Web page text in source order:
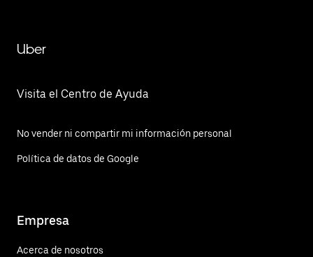
Uber
Visita el Centro de Ayuda
No vender ni compartir mi información personal
Política de datos de Google
Empresa
Acerca de nosotros